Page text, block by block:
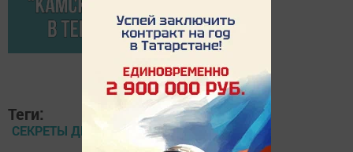
Теги:
СЕКРЕТЫ ДРУЖНОГО КЛАССА